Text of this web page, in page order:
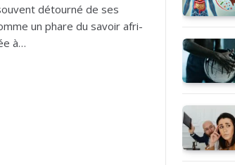
détour­né de ses
un phare du savoir afri­
à…